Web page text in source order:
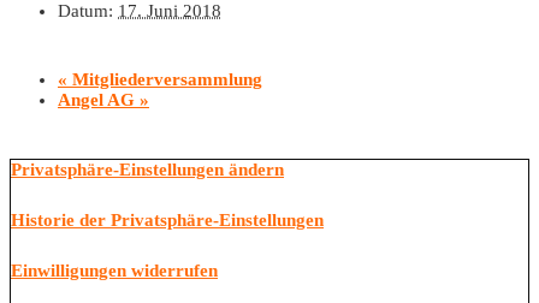
Datum: 17. Juni 2018
« Mitgliederversammlung
Angel AG »
Privatsphäre-Einstellungen ändern
Historie der Privatsphäre-Einstellungen
Einwilligungen widerrufen